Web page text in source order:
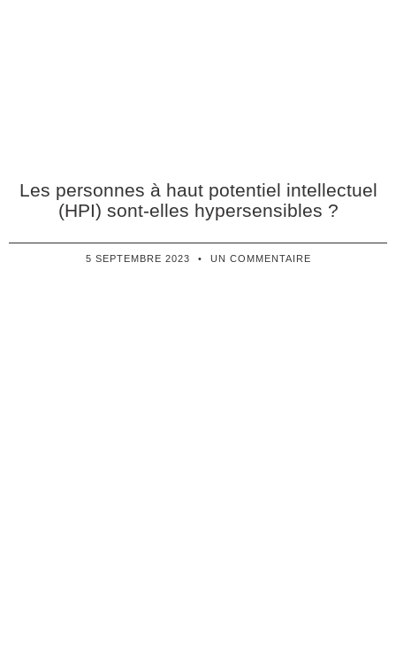
Les personnes à haut potentiel intellectuel
(HPI) sont-elles hypersensibles ?
5 SEPTEMBRE 2023 UN COMMENTAIRE